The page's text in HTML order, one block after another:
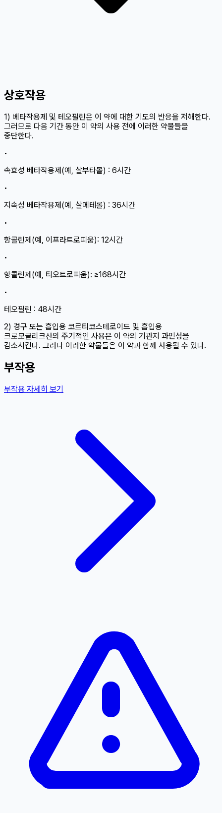
상호작용
1) 베타작용제 및 테오필린은 이 약에 대한 기도의 반응을 저해한다.
그러므로 다음 기간 동안 이 약의 사용 전에 이러한 약물들을
중단한다.
•
속효성 베타작용제(예, 살부타몰) : 6시간
•
지속성 베타작용제(예, 살메테롤) : 36시간
•
항콜린제(예, 이프라트로피움): 12시간
•
항콜린제(예, 티오트로피움): ≥168시간
•
테오필린 : 48시간
2) 경구 또는 흡입용 코르티코스테로이드 및 흡입용
크로모글리크산의 주기적인 사용은 이 약의 기관지 과민성을
감소시킨다. 그러나 이러한 약물들은 이 약과 함께 사용될 수 있다.
부작용
부작용 자세히 보기